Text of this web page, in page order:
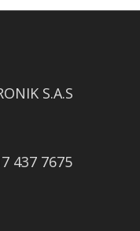
S.A.S
437 7675